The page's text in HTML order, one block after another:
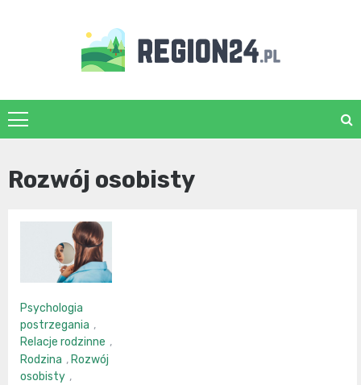
region24.pl
Rozwój osobisty
Psychologia
postrzegania ,
Relacje rodzinne ,
Rodzina , Rozwój
osobisty ,